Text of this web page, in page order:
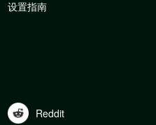
设置指南
Reddit